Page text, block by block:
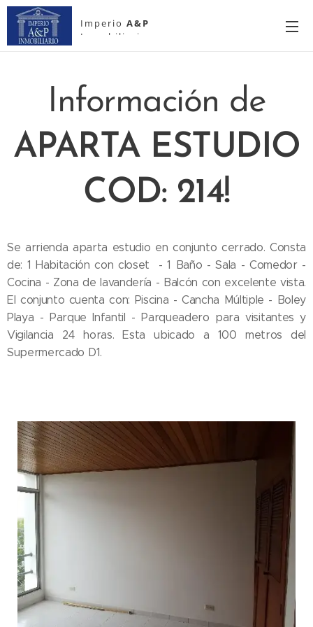
Imperio A&P
Inmobiliario
Información de
APARTA ESTUDIO
COD: 214!
Se arrienda aparta estudio en conjunto cerrado. Consta
de: 1 Habitación con closet - 1 Baño - Sala - Comedor -
Cocina - Zona de lavandería - Balcón con excelente vista.
El conjunto cuenta con: Piscina - Cancha Múltiple - Boley
Playa - Parque Infantil - Parqueadero para visitantes y
Vigilancia 24 horas. Esta ubicado a 100 metros del
Supermercado D1.